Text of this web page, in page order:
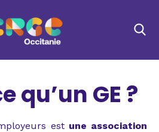
qu’un GE ?
est une association